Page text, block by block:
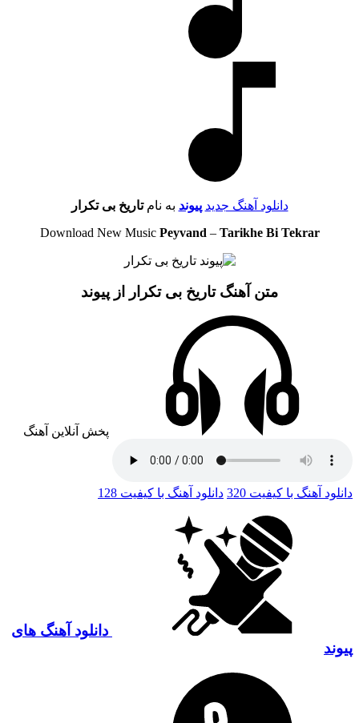
دانلود آهنگ جدید پیوند به نامتاریخ بی تکرار
Download New Music Peyvand – Tarikhe Bi Tekrar
متن آهنگ تاریخ بی تکرار از پیوند
پخش آنلاین آهنگ
دانلود آهنگ با کیفیت 320 دانلود آهنگ با کیفیت 128
دانلود آهنگ های
پیوند